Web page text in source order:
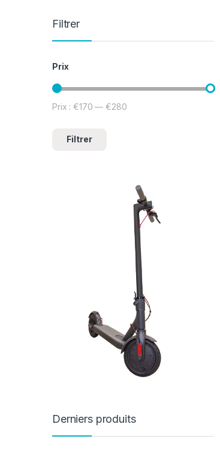
Filtrer
Prix
Filtrer
Prix : €170 — €280
Derniers produits